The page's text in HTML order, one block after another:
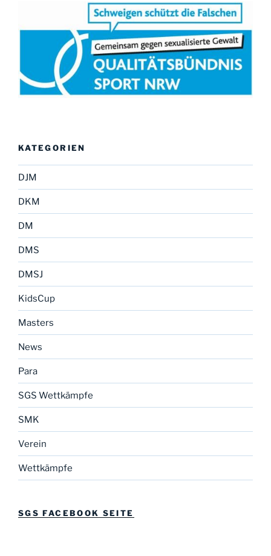
KATEGORIEN
DJM
DKM
DM
DMS
DMSJ
KidsCup
Masters
News
Para
SGS Wettkämpfe
SMK
Verein
Wettkämpfe
SGS FACEBOOK SEITE